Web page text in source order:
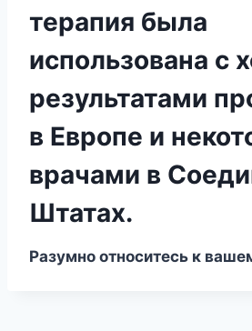
терапия была
использована с
результатами
в Европе и
врачами в
Штатах.
Разумно относитесь к